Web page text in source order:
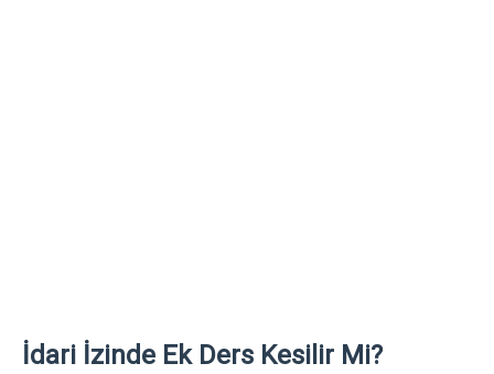
İdari İzinde Ek Ders Kesilir Mi?